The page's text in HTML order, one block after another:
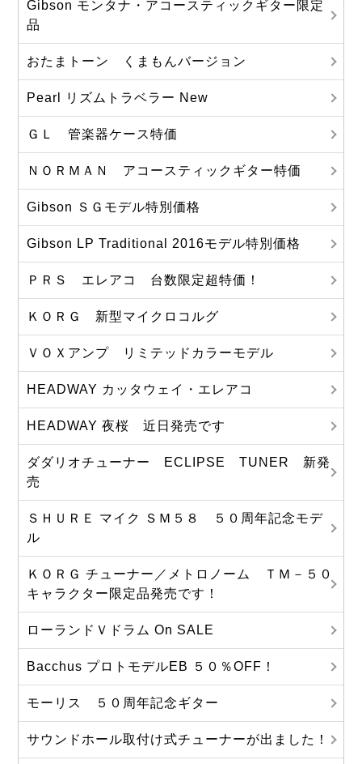
Gibson モンタナ・アコースティックギター限定
品
おたまトーン くまもんバージョン
Pearl リズムトラベラー New
ＧＬ 管楽器ケース特価
ＮＯＲＭＡＮ アコースティックギター特価
Gibson ＳＧモデル特別価格
Gibson LP Traditional 2016モデル特別価格
ＰＲＳ エレアコ 台数限定超特価！
ＫＯＲＧ 新型マイクロコルグ
ＶＯＸアンプ リミテッドカラーモデル
HEADWAY カッタウェイ・エレアコ
HEADWAY 夜桜 近日発売です
ダダリオチューナー ECLIPSE TUNER 新発
売
ＳＨＵＲＥ マイク ＳＭ５８ ５０周年記念モデ
ル
ＫＯＲＧ チューナー／メトロノーム ＴＭ－５０
キャラクター限定品発売です！
ローランドＶドラム On SALE
Bacchus プロトモデルEB ５０％OFF！
モーリス ５０周年記念ギター
サウンドホール取付け式チューナーが出ました！